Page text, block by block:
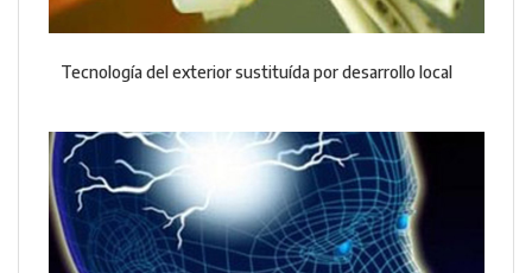
Tecnología del exterior sustituída por desarrollo local